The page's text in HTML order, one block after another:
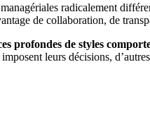
radicalement
de collaboration, de
profondes de styles
leurs décisions,